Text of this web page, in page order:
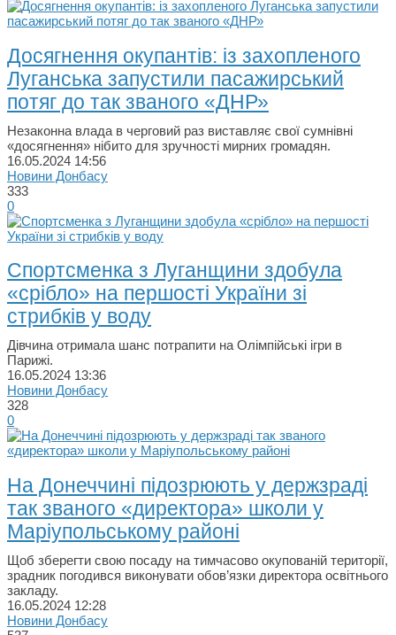
Досягнення окупантів: із захопленого
Луганська запустили пасажирський
потяг до так званого «ДНР»
Незаконна влада в черговий раз виставляє свої сумнівні
«досягнення» нібито для зручності мирних громадян.
16.05.2024 14:56
Новини Донбасу
333
0
Спортсменка з Луганщини здобула
«срібло» на першості України зі
стрибків у воду
Дівчина отримала шанс потрапити на Олімпійські ігри в
Парижі.
16.05.2024 13:36
Новини Донбасу
328
0
На Донеччині підозрюють у держзраді
так званого «директора» школи у
Маріупольському районі
Щоб зберегти свою посаду на тимчасово окупованій території,
зрадник погодився виконувати обов’язки директора освітнього
закладу.
16.05.2024 12:28
Новини Донбасу